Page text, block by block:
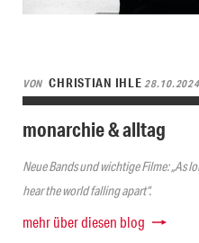
VON CHRISTIAN IHLE28.10.2024
monarchie & alltag
Neue Bands und wichtige Filme: „As
hear the world falling apart“.
mehr über diesen blog